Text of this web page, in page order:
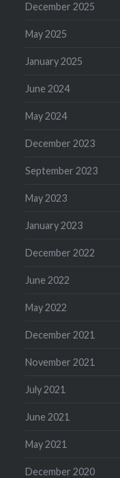
December 2025
May 2025
January 2025
June 2024
May 2024
December 2023
September 2023
May 2023
January 2023
December 2022
June 2022
May 2022
December 2021
November 2021
July 2021
June 2021
May 2021
December 2020